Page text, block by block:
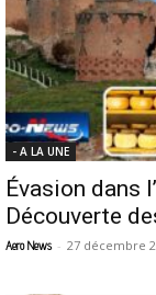
- A LA UNE
Évasion dans
Découverte
Aero News - 27 décembre